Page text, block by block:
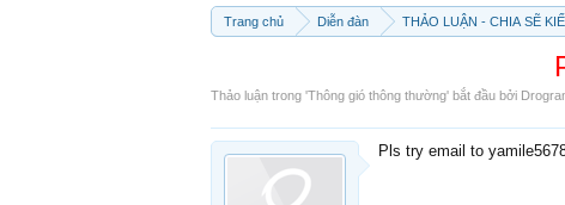
Trang chủ Diễn đàn THẢO LUẬN - CHIA SẼ
Thảo luận trong 'Thông gió thông thường' bắt đầu bởi
Pls try email to